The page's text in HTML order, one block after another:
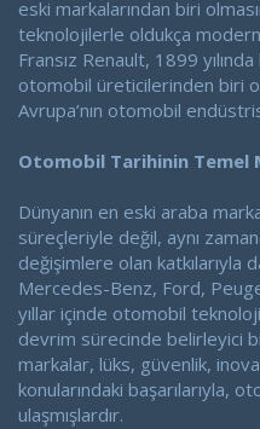
eski markalarından biri
teknolojilerle oldukça
Fransız Renault, 1899
otomobil üreticilerinden biri
Avrupa’nın otomobil
Otomobil Tarihinin Temel
Dünyanın en eski araba
süreçleriyle değil, aynı
değişimlere olan katkılarıyla
Mercedes-Benz, Ford,
yıllar içinde otomobil
devrim sürecinde belirleyici
markalar, lüks, güvenlik,
konularındaki başarılarıyla,
ulaşmışlardır.